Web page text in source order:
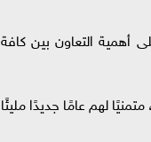
أهمية التعاون بين كافة
لهم عامًا جديدًا مليئًا